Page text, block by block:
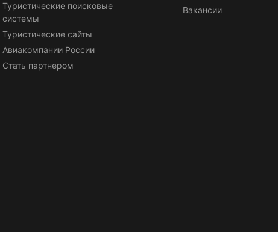
Туристические поисковые
системы
Туристические сайты
Авиакомпании России
Стать партнером
Вакансии